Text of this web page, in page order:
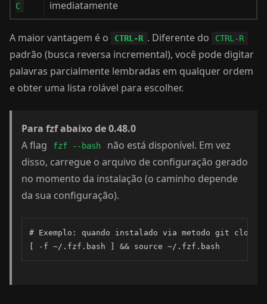
C
imediatamente
A maior vantagem é o CTRL-R . Diferente do CTRL-R
padrão (busca reversa incremental), você pode digitar
palavras parcialmente lembradas em qualquer ordem
e obter uma lista rolável para escolher.
Para fzf abaixo de 0.48.0
A flag
fzf --bash
não está disponível. Em vez
disso, carregue o arquivo de configuração gerado
no momento da instalação (o caminho depende
da sua configuração).
# Exemplo: quando instalado via metodo git clone
[ -f ~/.fzf.bash ] && source ~/.fzf.bash